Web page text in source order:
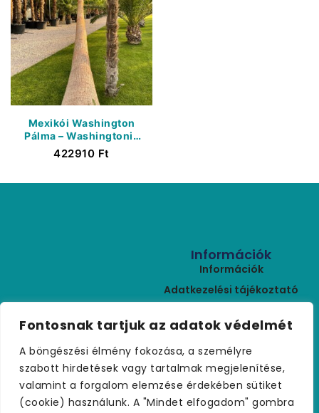
Fontosnak tartjuk az adatok védelmét
A böngészési élmény fokozása, a személyre
szabott hirdetések vagy tartalmak megjelenítése,
valamint a forgalom elemzése érdekében sütiket
(cookie) használunk. A "Mindet elfogadom" gombra
Mexikói Washington
Pálma – Washingtonia
Robusta – Görbe Törzs
370 cm
422910 Ft
Kapcsolat
+36 (30) 459 9970
palmakerteszet@gmail.com
Információk
Információk
Adatkezelési tájékoztató
Rólunk
Szállítási feltételek
Visszaküldés
Kapcsolat